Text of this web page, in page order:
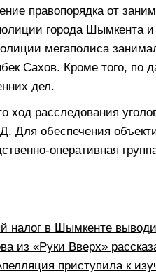
правопорядка от
города Шымкента
мегаполиса
Сахов. Кроме того,
дел.
ход расследования
Для обеспечения
оперативная
налог в Шымкенте
из «Руки Вверх»
приступила к